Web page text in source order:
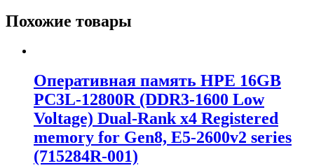
Похожие товары
Оперативная память HPE 16GB
PC3L-12800R (DDR3-1600 Low
Voltage) Dual-Rank x4 Registered
memory for Gen8, E5-2600v2 series
(715284R-001)